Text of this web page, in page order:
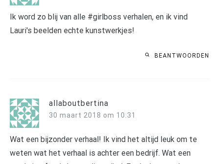
Ik word zo blij van alle #girlboss verhalen, en ik vind
Lauri's beelden echte kunstwerkjes!
BEANTWOORDEN
allaboutbertina
30 maart 2018 om 10:31
Wat een bijzonder verhaal! Ik vind het altijd leuk om te
weten wat het verhaal is achter een bedrijf. Wat een